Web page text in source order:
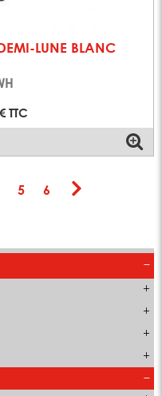
LUNE BLANC
TTC
5 6